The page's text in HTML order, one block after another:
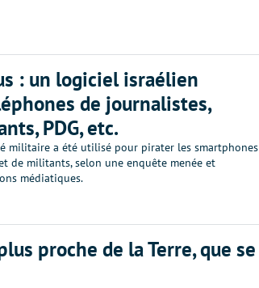
: un logiciel israélien
de journalistes,
PDG, etc.
militaire a été utilisé pour pirater les smartphones
de militants, selon une enquête menée et
médiatiques.
proche de la Terre, que se